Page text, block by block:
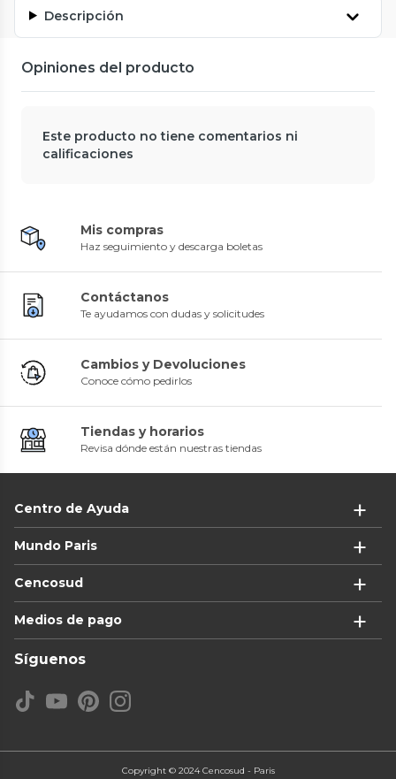
Descripción
Opiniones del producto
Este producto no tiene comentarios ni
calificaciones
Mis compras
Haz seguimiento y descarga boletas
Contáctanos
Te ayudamos con dudas y solicitudes
Cambios y Devoluciones
Conoce cómo pedirlos
Tiendas y horarios
Revisa dónde están nuestras tiendas
Centro de Ayuda
Mundo Paris
Cencosud
Medios de pago
Síguenos
Copyright © 2024 Cencosud - Paris